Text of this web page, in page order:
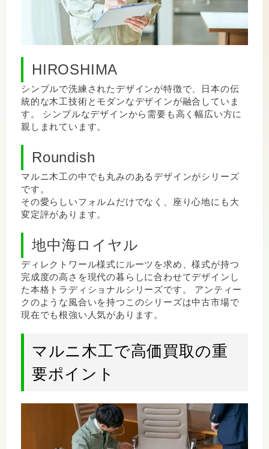
HIROSHIMA
シンプルで洗練されたデザインが特徴で、日本の伝
統的な木工技術とモダンなデザインが融合していま
す。 シンプルなデザインから需要も高く幅広い方に
親しまれています。
Roundish
マルニ木工の中でも丸みのあるデザインがシリーズ
です。
その愛らしいフォルムだけでなく、座り心地にも大
変定評があります。
地中海ロイヤル
ディレクトワール様式にルーツを求め、様式が持つ
完成度の高さを現代の暮らしに合わせてデザインし
た本格トラディショナルシリーズです。 アンティー
クのような風合いを持つこのシリーズは中古市場で
現在でも根強い人気があります。
マルニ木工で高価買取の重
要ポイント